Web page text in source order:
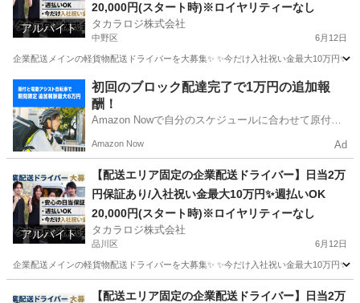
アルバイト
20,000円(スタート時)※ロイヤリティーなし
タカラロジ株式会社
中野区 6月12日
企業配送メインの軽貨物配送ドライバーを大募集✨ ✨今だけ入社祝い金最大10万円✨
ドライバー 貨物
初回のブロック配達完了で1万円の追加報
酬！
Amazon Nowで自分のスケジュールに合わせて原付や
う！
Amazon Now Ad
アルバイト
【配送エリア固定の企業配送ドライバー】日当2万
円保証あり/入社祝い金最大10万円✨週払いOK
20,000円(スタート時)※ロイヤリティーなし
タカラロジ株式会社
品川区 6月12日
企業配送メインの軽貨物配送ドライバーを大募集✨ ✨今だけ入社祝い金最大10万円✨
ドライバー 貨物
【配送エリア固定の企業配送ドライバー】日当2万